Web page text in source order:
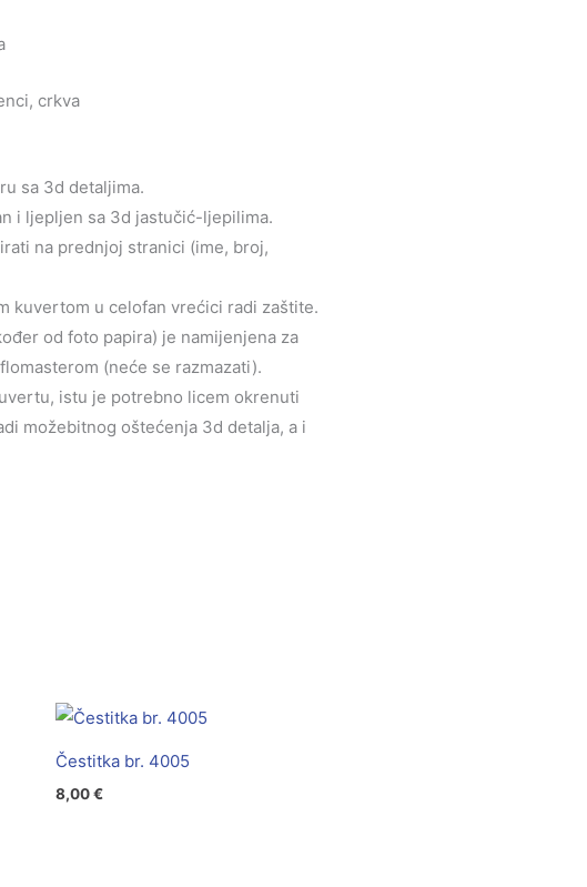
crkva
sa 3d detaljima.
i ljepljen sa 3d jastučić-ljepilima.
na prednjoj stranici (ime, broj,
kuvertom u celofan vrećici radi zaštite.
od foto papira) je namijenjena za
(neće se razmazati).
istu je potrebno licem okrenuti
možebitnog oštećenja 3d detalja, a i
Čestitka br. 4005
8,00€